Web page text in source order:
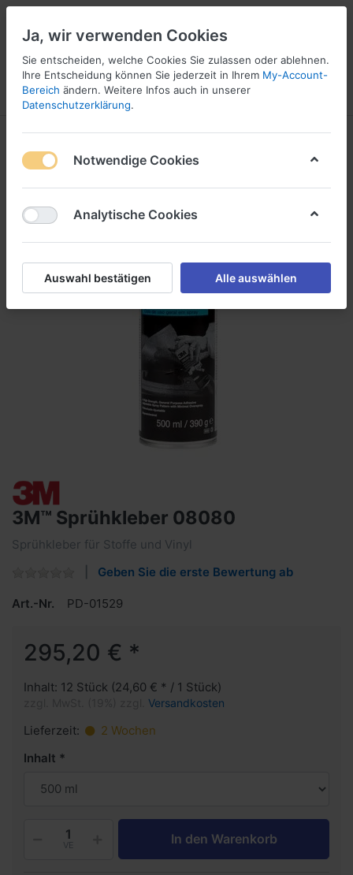
Menü Anmelden Vergleichen Wunschliste
1
3M™ Sprühkleber 08080
Sprühkleber für Stoffe und Vinyl
Geben Sie die erste Bewertung ab
Art.-Nr. PD-01529
295,20 € *
Inhalt: 12 Stück (24,60 € * / 1 Stück)
Versandkosten
Lieferzeit:
2 Wochen
Inhalt
VE In den Warenkorb
Ja, wir verwenden Cookies
Sie entscheiden, welche Cookies Sie zulassen oder ablehnen.
Ihre Entscheidung können Sie jederzeit in Ihrem My-Account-
Bereich ändern. Weitere Infos auch in unserer
Datenschutzerklärung.
Notwendige Cookies
Analytische Cookies
Auswahl bestätigen Alle auswählen